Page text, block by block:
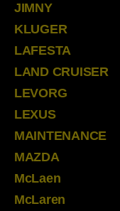
JIMNY
KLUGER
LAFESTA
LAND CRUISER
LEVORG
LEXUS
MAINTENANCE
MAZDA
McLaen
McLaren